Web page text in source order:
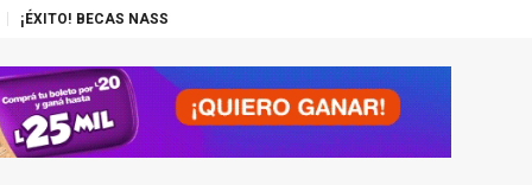
UNITEC ALCANZA MIL JÓVENES BENEFICIADOS